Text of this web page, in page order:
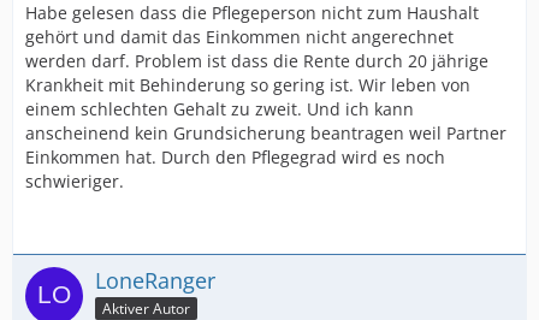
Habe gelesen dass die Pflegeperson nicht zum Haushalt
gehört und damit das Einkommen nicht angerechnet
werden darf. Problem ist dass die Rente durch 20 jährige
Krankheit mit Behinderung so gering ist. Wir leben von
einem schlechten Gehalt zu zweit. Und ich kann
anscheinend kein Grundsicherung beantragen weil Partner
Einkommen hat. Durch den Pflegegrad wird es noch
schwieriger.
LoneRanger
Aktiver Autor